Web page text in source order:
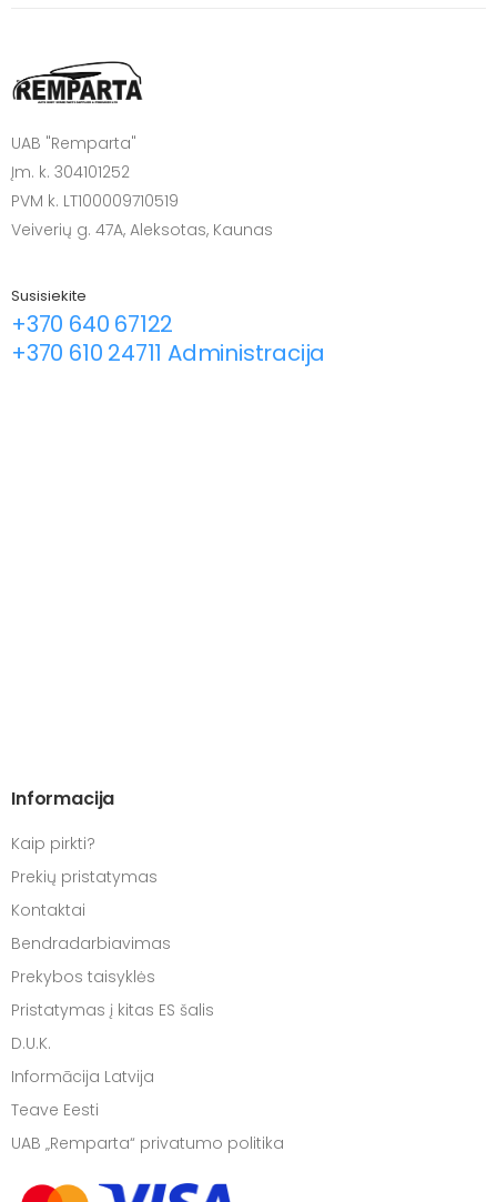
UAB "Remparta"
Įm. k. 304101252
PVM k. LT100009710519
Veiverių g. 47A, Aleksotas, Kaunas
Susisiekite
+370 640 67122
+370 610 24711 Administracija
Informacija
Kaip pirkti?
Prekių pristatymas
Kontaktai
Bendradarbiavimas
Prekybos taisyklės
Pristatymas į kitas ES šalis
D.U.K.
Informācija Latvija
Teave Eesti
UAB „Remparta“ privatumo politika